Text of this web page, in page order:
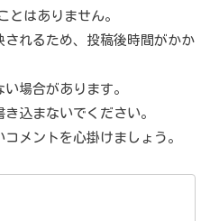
とはありません。
されるため、投稿後時間がかか
場合があります。
込まないでください。
メントを心掛けましょう。